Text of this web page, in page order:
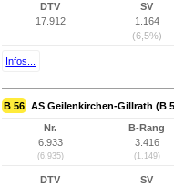
DTV
17.912
SV
1.164
(6,5%)
Infos...
B 56 AS Geilenkirchen-Gillrath (B
Nr.
6.933
(6.935)
B-Rang
3.416
(1.149)
DTV
SV